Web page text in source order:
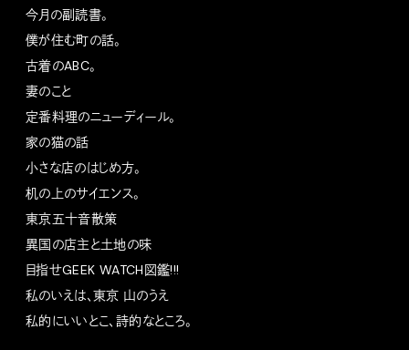
今月の副読書。
僕が住む町の話。
古着のABC。
妻のこと
定番料理のニューディール。
家の猫の話
小さな店のはじめ方。
机の上のサイエンス。
東京五十音散策
異国の店主と土地の味
目指せGEEK WATCH図鑑!!!
私のいえは、東京 山のうえ
私的にいいとこ、詩的なところ。